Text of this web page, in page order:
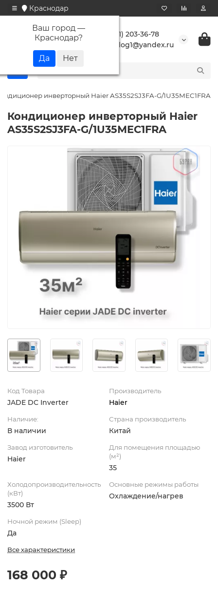
Краснодар
Ваш город —
Краснодар?
+7 (861) 203-36-78
buranlog1@yandex.ru
инверторный Haier AS35S2SJ3FA-G/1U35MEC1FRA
Кондиционер инверторный Haier
AS35S2SJ3FA-G/1U35MEC1FRA
Код Товара
JADE DC Inverter
Производитель
Haier
Наличие:
В наличии
Страна производитель
Китай
Завод изготовитель
Haier
Для помещения площадью
(м²)
35
Холодопроизводительность
(кВт)
3500 Вт
Основные режимы работы
Охлаждение/нагрев
Ночной режим (Sleep)
Да
Все характеристики
168 000 ₽